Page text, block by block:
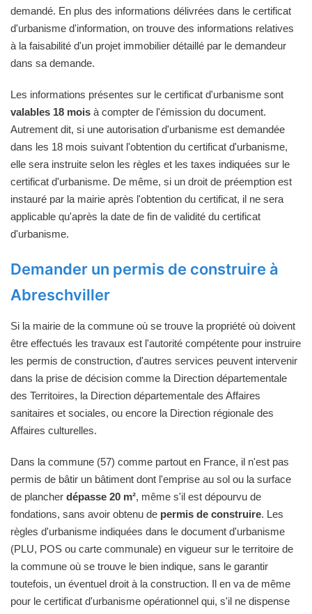
demandé. En plus des informations délivrées dans le certificat
d'urbanisme d'information, on trouve des informations relatives
à la faisabilité d'un projet immobilier détaillé par le demandeur
dans sa demande.
Les informations présentes sur le certificat d'urbanisme sont
valables 18 mois à compter de l'émission du document.
Autrement dit, si une autorisation d'urbanisme est demandée
dans les 18 mois suivant l'obtention du certificat d'urbanisme,
elle sera instruite selon les règles et les taxes indiquées sur le
certificat d'urbanisme. De même, si un droit de préemption est
instauré par la mairie après l'obtention du certificat, il ne sera
applicable qu'après la date de fin de validité du certificat
d'urbanisme.
Demander un permis de construire à
Abreschviller
Si la mairie de la commune où se trouve la propriété où doivent
être effectués les travaux est l'autorité compétente pour instruire
les permis de construction, d'autres services peuvent intervenir
dans la prise de décision comme la Direction départementale
des Territoires, la Direction départementale des Affaires
sanitaires et sociales, ou encore la Direction régionale des
Affaires culturelles.
Dans la commune (57) comme partout en France, il n'est pas
permis de bâtir un bâtiment dont l'emprise au sol ou la surface
de plancher dépasse 20 m², même s'il est dépourvu de
fondations, sans avoir obtenu de permis de construire. Les
règles d'urbanisme indiquées dans le document d'urbanisme
(PLU, POS ou carte communale) en vigueur sur le territoire de
la commune où se trouve le bien indique, sans le garantir
toutefois, un éventuel droit à la construction. Il en va de même
pour le certificat d'urbanisme opérationnel qui, s'il ne dispense